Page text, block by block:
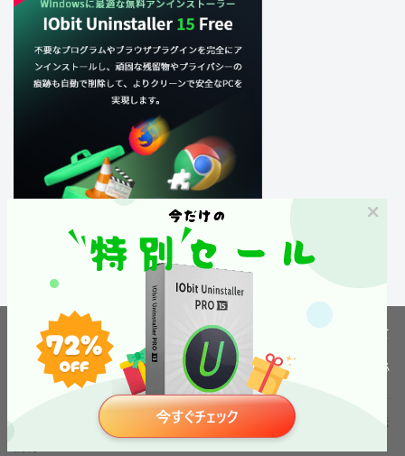
人気記事
・ Windowsの ビルトインアプリは 消せないのか？完全に削除する方法
当ウェブサイトでは利用者の利便性の向上のためにクッキーを利用して
います。
引き続きこのサイトを閲覧するにはプライバシーポリシー
に同意する必
要があります。